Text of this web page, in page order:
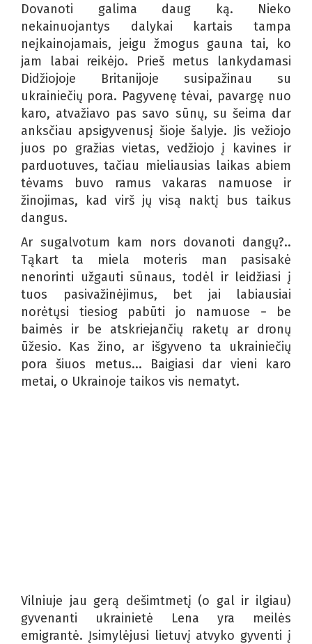
Dovanoti galima daug ką. Nieko
nekainuojantys dalykai kartais tampa
neįkainojamais, jeigu žmogus gauna tai, ko
jam labai reikėjo. Prieš metus lankydamasi
Didžiojoje Britanijoje susipažinau su
ukrainiečių pora. Pagyvenę tėvai, pavargę nuo
karo, atvažiavo pas savo sūnų, su šeima dar
anksčiau apsigyvenusį šioje šalyje. Jis vežiojo
juos po gražias vietas, vedžiojo į kavines ir
parduotuves, tačiau mieliausias laikas abiem
tėvams buvo ramus vakaras namuose ir
žinojimas, kad virš jų visą naktį bus taikus
dangus.
Ar sugalvotum kam nors dovanoti dangų?..
Tąkart ta miela moteris man pasisakė
nenorinti užgauti sūnaus, todėl ir leidžiasi į
tuos pasivažinėjimus, bet jai labiausiai
norėtųsi tiesiog pabūti jo namuose − be
baimės ir be atskriejančių raketų ar dronų
ūžesio. Kas žino, ar išgyveno ta ukrainiečių
pora šiuos metus... Baigiasi dar vieni karo
metai, o Ukrainoje taikos vis nematyt.
Vilniuje jau gerą dešimtmetį (o gal ir ilgiau)
gyvenanti ukrainietė Lena yra meilės
emigrantė. Įsimylėjusi lietuvį atvyko gyventi į